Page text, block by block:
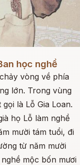
học nghề
vòng về phía
lớn. Trong vùng
là Lỗ Gia Loan.
họ Lỗ làm nghề
mười tám tuổi, đi
từ năm mười
mộc bốn mươi